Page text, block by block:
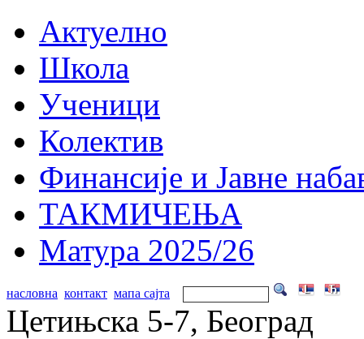
Актуелно
Школа
Ученици
Колектив
Финансије и Јавне
ТАКМИЧЕЊА
Матура 2025/26
насловна контакт мапа сајта
Цетињска 5-7, Београд